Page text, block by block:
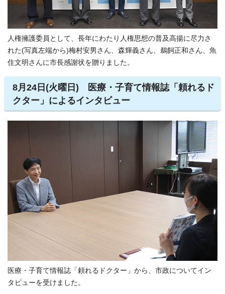
人権擁護委員として、長年にわたり人権思想の普及高揚に尽力さ
れた(写真左端から)梅村安男さん、森輝義さん、鵜飼正和さん、魚
住文明さんに市長感謝状を贈りました。
8月24日(火曜日) 医療・子育て情報誌「頼れるド
クター」によるインタビュー
医療・子育て情報誌「頼れるドクター」から、市政についてイン
タビューを受けました。